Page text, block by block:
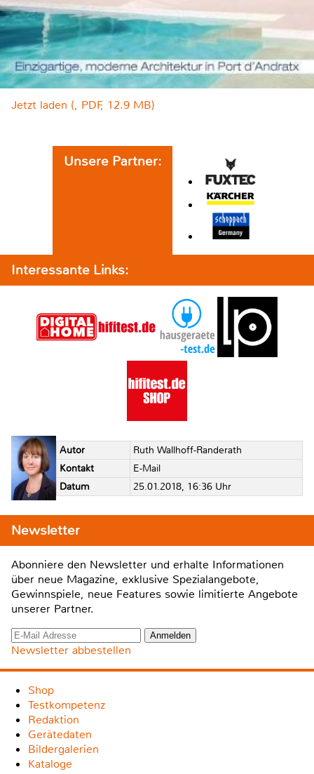
Jetzt laden (, PDF, 12.9 MB)
Unsere Partner:
Interessante Links:
Autor
Ruth Wallhoff-Randerath
Kontakt
E-Mail
Datum
25.01.2018, 16:36 Uhr
Newsletter
Abonniere den Newsletter und erhalte Informationen
über neue Magazine, exklusive Spezialangebote,
Gewinnspiele, neue Features sowie limitierte Angebote
unserer Partner.
Newsletter abbestellen
Shop
Testkompetenz
Redaktion
Gerätedaten
Bildergalerien
Kataloge